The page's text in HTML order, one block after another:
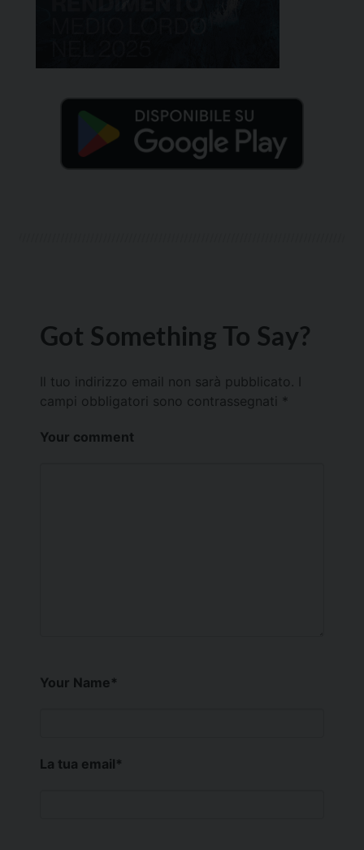
Got Something To Say?
Il tuo indirizzo email non sarà pubblicato.
campi obbligatori sono contrassegnati *
Your comment
Your Name*
La tua email*